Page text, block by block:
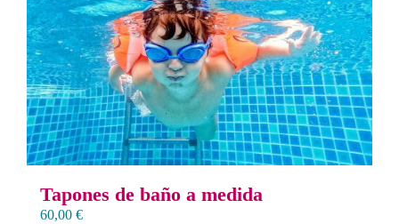
Tapones de baño a medida
60,00 €